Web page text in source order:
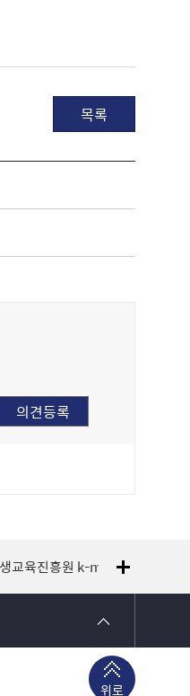
목록
교육진흥원 k-mooc
위로